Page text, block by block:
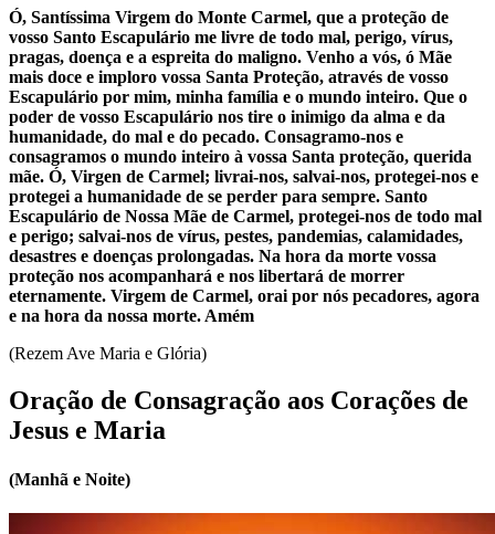
Ó, Santíssima Virgem do Monte Carmel, que a proteção de
vosso Santo Escapulário me livre de todo mal, perigo, vírus,
pragas, doença e a espreita do maligno. Venho a vós, ó Mãe
mais doce e imploro vossa Santa Proteção, através de vosso
Escapulário por mim, minha família e o mundo inteiro. Que o
poder de vosso Escapulário nos tire o inimigo da alma e da
humanidade, do mal e do pecado. Consagramo-nos e
consagramos o mundo inteiro à vossa Santa proteção, querida
mãe. Ó, Virgen de Carmel; livrai-nos, salvai-nos, protegei-nos e
protegei a humanidade de se perder para sempre. Santo
Escapulário de Nossa Mãe de Carmel, protegei-nos de todo mal
e perigo; salvai-nos de vírus, pestes, pandemias, calamidades,
desastres e doenças prolongadas. Na hora da morte vossa
proteção nos acompanhará e nos libertará de morrer
eternamente. Virgem de Carmel, orai por nós pecadores, agora
e na hora da nossa morte. Amém
(Rezem Ave Maria e Glória)
Oração de Consagração aos Corações de
Jesus e Maria
(Manhã e Noite)